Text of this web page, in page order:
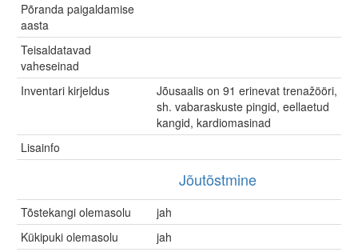
Põranda paigaldamise
aasta
Teisaldatavad
vaheseinad
Inventari kirjeldus
Jõusaalis on 91 erinevat trenažööri,
sh. vabaraskuste pingid, eellaetud
kangid, kardiomasinad
Lisainfo
Jõutõstmine
Tõstekangi olemasolu
jah
Kükipuki olemasolu
jah